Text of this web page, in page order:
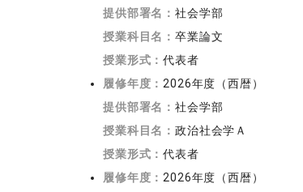
提供部署名：社会学部
授業科目名：卒業論文
授業形式：代表者
履修年度： 2026年度（西暦）
提供部署名：社会学部
授業科目名：政治社会学Ａ
授業形式：代表者
履修年度： 2026年度（西暦）